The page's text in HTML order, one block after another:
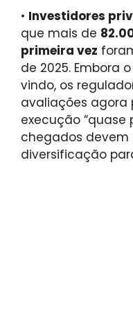
• Investidores
que mais de
primeira vez
de 2025. Embora
vindo, os
avaliações
execução “quase
chegados devem
diversificação